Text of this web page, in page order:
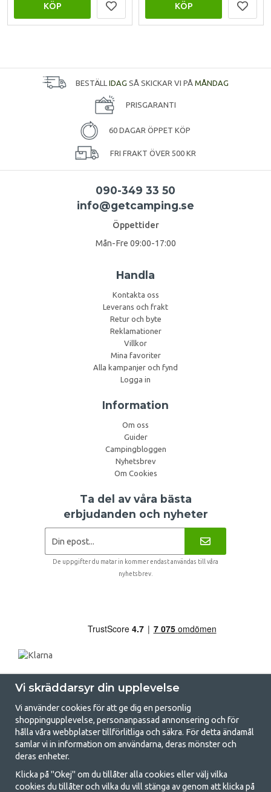
KÖP KÖP
BESTÄLL IDAG SÅ SKICKAR VI PÅ MÅNDAG
PRISGARANTI
60 DAGAR ÖPPET KÖP
FRI FRAKT ÖVER 500 KR
090-349 33 50
info@getcamping.se
Öppettider
Mån-Fre 09:00-17:00
Handla
Kontakta oss
Leverans och frakt
Retur och byte
Reklamationer
Villkor
Mina favoriter
Alla kampanjer och fynd
Logga in
Information
Om oss
Guider
Campingbloggen
Nyhetsbrev
Om Cookies
Ta del av våra bästa
erbjudanden och nyheter
De uppgifter du matar in kommer endast användas till våra
nyhetsbrev.
GetCamping.se - Din butik för camping
och uteliv
Vi skräddarsyr din upplevelse
Vi använder cookies för att ge dig en personlig
shoppingupplevelse, personanpassad annonsering och för
hålla våra webbplatser tillförlitliga och säkra. För detta ändamål
samlar vi in information om användarna, deras mönster och
deras enheter.
Klicka på "Okej" om du tillåter alla cookies eller välj vilka
cookies du tillåter och vilka du vill stänga av genom att klicka på